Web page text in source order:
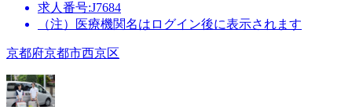
求人番号:J7684
（注）医療機関名はログイン後に表示されます
京都府京都市西京区